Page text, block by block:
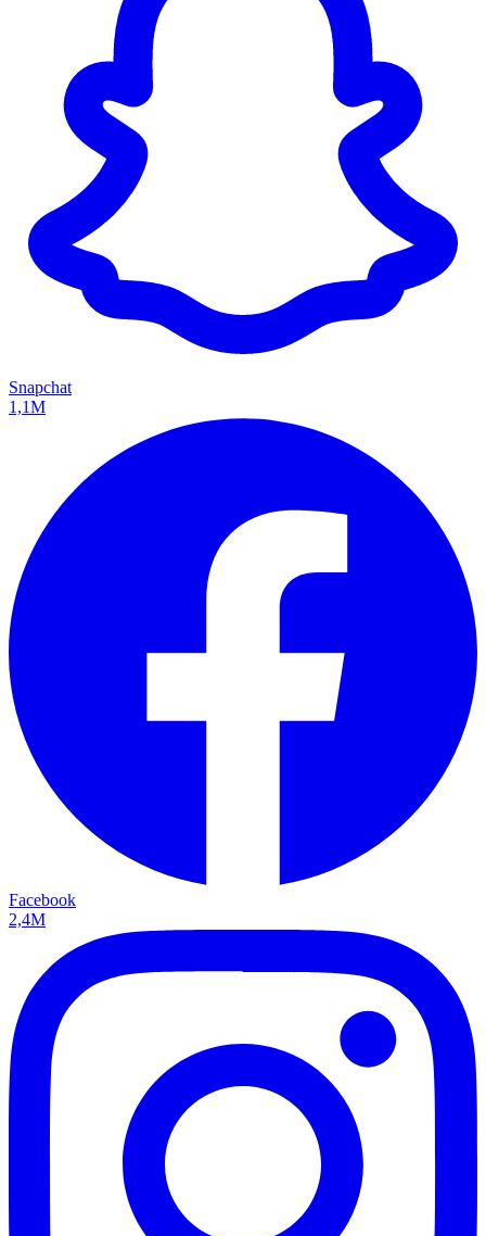
Snapchat
1,1M
Facebook
2,4M